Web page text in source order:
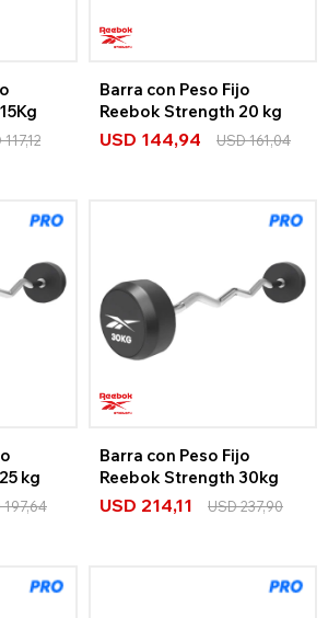
117,12
Barra con Peso Fijo
Reebok Strength 20 kg
USD 144,94 USD161,04
kg
197,64
Barra con Peso Fijo
Reebok Strength 30kg
USD 214,11 USD237,90